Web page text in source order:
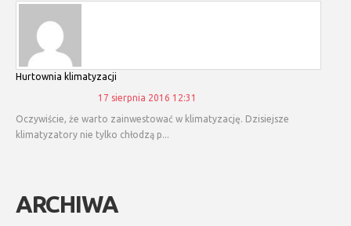
hurtownia klimatyzacji
17 sierpnia 2016 12:31
Oczywiście, że warto zainwestować w klimatyzację. Dzisiejsze
klimatyzatory nie tylko chłodzą p...
ARCHIWA